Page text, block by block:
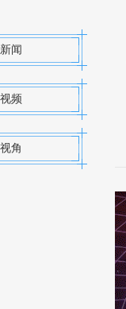
闻
频
角